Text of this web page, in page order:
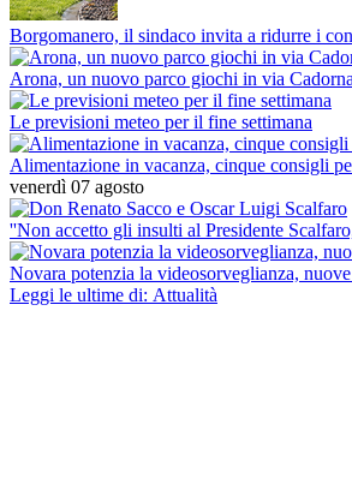
Borgomanero, il sindaco invita a ridurre i
Arona, un nuovo parco giochi in via Cadorna
Le previsioni meteo per il fine settimana
Alimentazione in vacanza, cinque consigli
venerdì 07 agosto
''Non accetto gli insulti al Presidente
Novara potenzia la videosorveglianza,
Leggi le ultime di: Attualità